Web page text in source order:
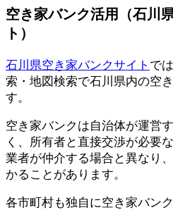
空き家バンク活用（石川
ト）
石川県空き家バンクサイト で
索・地図検索で石川県内の空
す。
空き家バンクは自治体が運営
く、所有者と直接交渉が必要
業者が仲介する場合と異なり
かることがあります。
各市町村も独自に空き家バン